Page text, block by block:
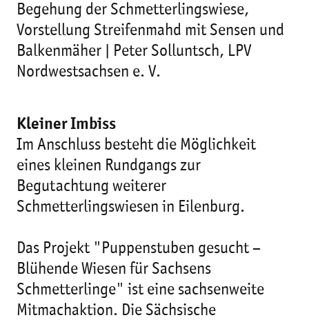
Begehung der Schmetterlingswiese,
Vorstellung Streifenmahd mit Sensen und
Balkenmäher | Peter Solluntsch, LPV
Nordwestsachsen e. V.
Kleiner Imbiss
Im Anschluss besteht die Möglichkeit
eines kleinen Rundgangs zur
Begutachtung weiterer
Schmetterlingswiesen in Eilenburg.
Das Projekt "Puppenstuben gesucht –
Blühende Wiesen für Sachsens
Schmetterlinge" ist eine sachsenweite
Mitmachaktion. Die Sächsische